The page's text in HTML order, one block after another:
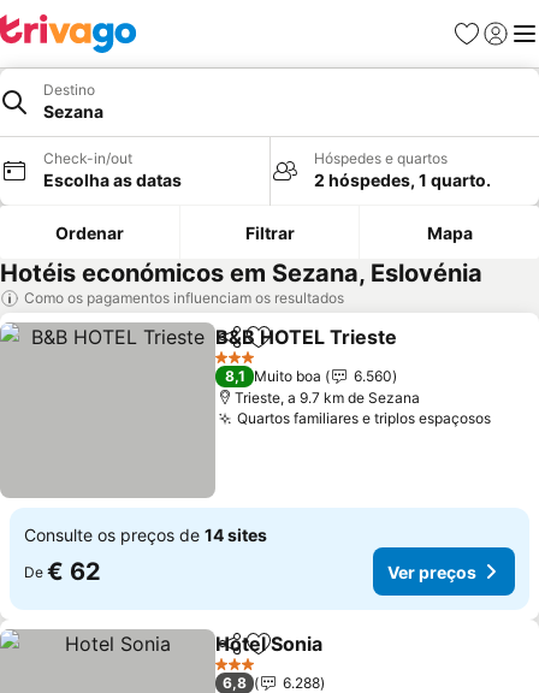
Favoritos
Iniciar
Destino
Sezana
Check-in/out
Escolha as datas
Hóspedes e quartos
2 hóspedes, 1 quarto.
Ordenar Filtrar Mapa
Hotéis económicos em Sezana, Eslovénia
Como os pagamentos influenciam os resultados
PartilharAdicionar aos favoritos
B&B HOTEL Trieste
3 Estrelas
8,1 Muito boa
6.560
Trieste, a 9.7 km de Sezana
Quartos familiares e triplos espaçosos
Consulte os preços de 14 sites
De € 62 Ver preços
PartilharAdicionar aos favoritos
Hotel Sonia
3 Estrelas
6,8
6.288